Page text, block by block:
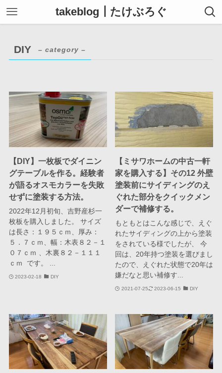
takeblog┃たけぶろぐ
DIY – category –
【DIY】一枚板でダイニン
グテーブルを作る。経験者
が語るオスモカラーを失敗
せずに塗装する方法。
2022年12月初旬、吉野産杉一
枚板を購入しました。 サイズ
は長さ：１９５ｃｍ、厚み：
５．７ｃｍ、幅：木表８２－１
０７ｃｍ 、木裏８２－１１１
ｃｍ です。 ...
2023-02-18 DIY
【ミサワホームの中古一軒
家を購入する】その12 外壁
塗装前にサイディングのえ
ぐれた部分をクイックメン
ダーで補修する。
もともとはこんな感じで、えぐ
れたサイディングの上から塗装
をされている様でしたが、 今
回は、20年持つ塗装を選びまし
たので、えぐれた状態で20年は
嫌だなと思い補修す...
2021-07-25 2023-06-15 DIY